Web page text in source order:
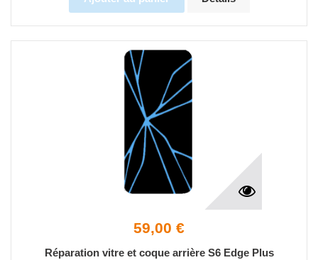
59,00 €
Réparation vitre et coque arrière S6 Edge Plus